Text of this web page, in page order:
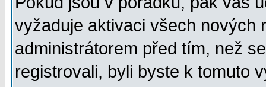
vyžaduje aktivaci všech nových
administrátorem před tím, než
registrovali, byli byste k tomuto